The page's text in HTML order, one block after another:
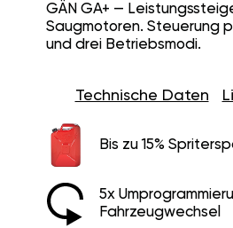
GÄN GA+ —
Saugmotoren. Steuerung
und drei Betriebsmodi.
Technische Daten
Bis zu 15%
5x
Fahrzeugwechsel